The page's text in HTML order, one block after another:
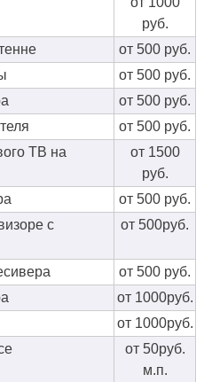
руб.
от 500 руб.
от 500 руб.
от 500 руб.
от 500 руб.
ТВ на
от 1500
руб.
от 500 руб.
с
от 500руб.
от 500 руб.
от 1000руб.
от 1000руб.
от 50руб.
м.п.